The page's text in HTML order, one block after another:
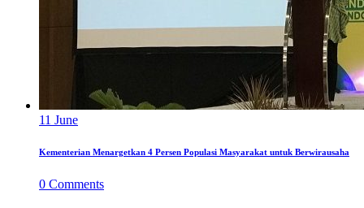
11 June
Kementerian Menargetkan 4 Persen Populasi Masyarakat untuk Berwirausaha
0 Comments